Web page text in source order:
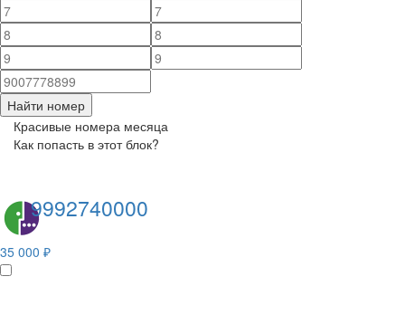
Найти номер
Красивые номера месяца
Как попасть в этот блок?
9992740000
35 000 ₽